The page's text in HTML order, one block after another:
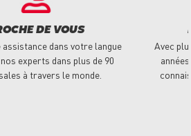
DE VOUS
assistance dans votre langue
experts dans plus de 90
à travers le monde.
Avec